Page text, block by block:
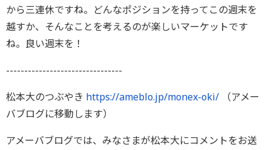
から三連休ですね。どんなポジションを持ってこの週末を
越すか、そんなことを考えるのが楽しいマーケットです
ね。良い週末を！
--------------------------------
松本大のつぶやき https://ameblo.jp/monex-oki/ （アメー
バブログに移動します）
アメーバブログでは、みなさまが松本大にコメントをお送